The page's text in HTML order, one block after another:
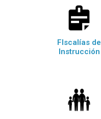
FIscalías de
Instrucción